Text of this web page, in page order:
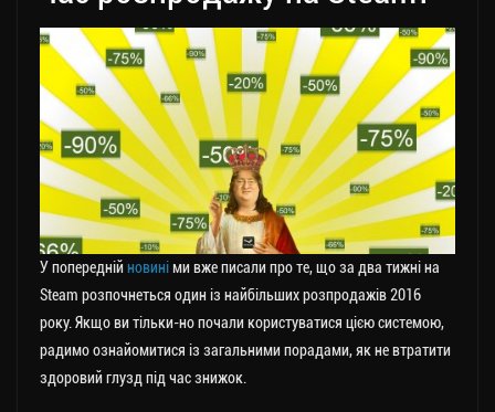
У попередній новиніми вже писали про те, що за два тижні на
Steam розпочнеться один із найбільших розпродажів 2016
року. Якщо ви тільки-но почали користуватися цією системою,
радимо ознайомитися із загальними порадами, як не втратити
здоровий глузд під час знижок.